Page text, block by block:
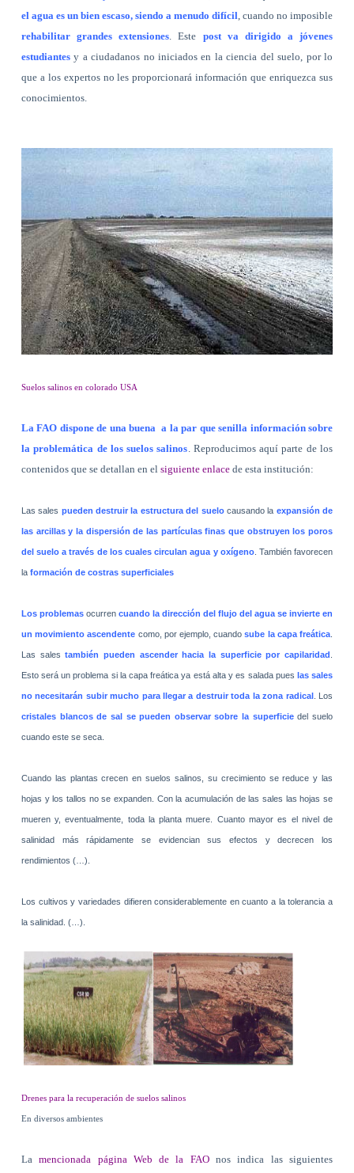
el agua es un bien escaso, siendo a menudo difícil , cuando no imposible
rehabilitar grandes extensiones . Este post va dirigido a jóvenes
estudiantesy a ciudadanos no iniciados en la ciencia del suelo, por lo
que a los expertos no les proporcionará información que enriquezca sus
conocimientos.
Suelos salinos en colorado USA
La FAO dispone de una buena a la par que senilla información sobre
la problemática de los suelos salinos. Reproducimos aquí parte de los
contenidos que se detallan en el siguiente enlacede esta institución:
Las sales pueden destruir la estructura del suelocausando la expansión de
las arcillas y la dispersión de las partículas finas que obstruyen los poros
del suelo a través de los cuales circulan agua y oxígeno. También favorecen
la formación de costras superficiales
Los problemasocurren cuando la dirección del flujo del agua se invierte en
un movimiento ascendente como, por ejemplo, cuandosube la capa freática
Las salestambién pueden ascender hacia la superficie por capilaridad
Esto será un problema si la capa freática ya está alta y es salada pues las sales
no necesitarán subir mucho para llegar a destruir toda la zona radical . Los
cristales blancos de sal se pueden observar sobre la superficiedel suelo
cuando este se seca.
Cuando las plantas crecen en suelos salinos, su crecimiento se reduce y las
hojas y los tallos no se expanden. Con la acumulación de las sales las hojas se
mueren y, eventualmente, toda la planta muere. Cuanto mayor es el nivel de
salinidad más rápidamente se evidencian sus efectos y decrecen los
rendimientos (…).
Los cultivos y variedades difieren considerablemente en cuanto a la tolerancia a
la salinidad. (…).
Drenes para la recuperación de suelos salinos
En diversos ambientes
Lamencionada página Web de la FAOnos indica las siguientes